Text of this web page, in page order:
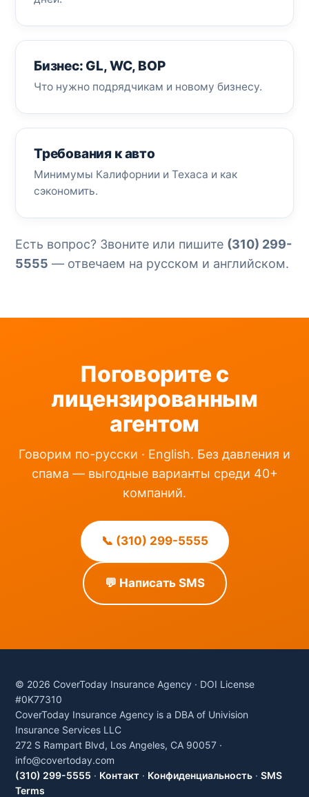
Бизнес: GL, WC, BOP
Что нужно подрядчикам и новому бизнесу.
Требования к авто
Минимумы Калифорнии и Техаса и как
сэкономить.
Есть вопрос? Звоните или пишите (310) 299-
5555 — отвечаем на русском и английском.
Поговорите с
лицензированным
агентом
Говорим по-русски · English. Без давления и
спама — выгодные варианты среди 40+
компаний.
📞 (310) 299-5555
💬 Написать SMS
© 2026 CoverToday Insurance Agency · DOI License
#0K77310
CoverToday Insurance Agency is a DBA of Univision
Insurance Services LLC
272 S Rampart Blvd, Los Angeles, CA 90057 ·
info@covertoday.com
(310) 299-5555 · Контакт · Конфиденциальность · SMS
Terms